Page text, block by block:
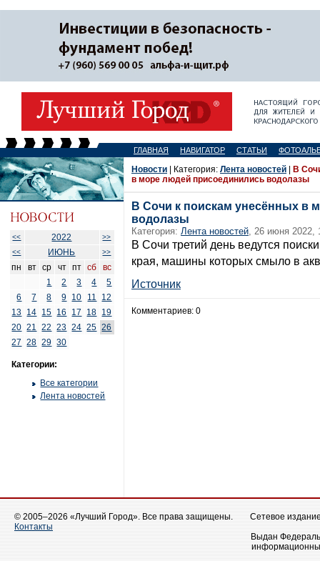
ГЛАВНАЯ НАВИГАТОР СТАТЬИ
<< 2022
>>
<<
ИЮНЬ >>
пн вт ср чт пт сб
вс
1
2 3 4
5
6
7 8 9 10 11
12
13 14 15 16 17 18 19
20 21 22 23 24 25 26
27
28 29 30
Категории:
Все категории
Лента новостей
Новости | Категория: Лента новостей
В
в море людей присоединились водолазы
В Сочи к поискам унесённых в
водолазы
Категория: Лента новостей, 26 июня 2022,
В Сочи третий день ведутся
края, машины которых смыло в
Источник
Комментариев: 0
© 2005–2026 «Лучший Город». Все права защищены.
Контакты
Сетевое
Выдан